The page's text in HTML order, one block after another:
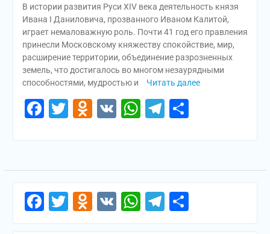
В истории развития Руси XIV века деятельность князя
Ивана I Даниловича, прозванного Иваном Калитой,
играет немаловажную роль. Почти 41 год его правления
принесли Московскому княжеству спокойствие, мир,
расширение территории, объединение разрозненных
земель, что достигалось во многом незаурядными
способностями, мудростью и
Читать далее
Facebook
Twitter
Odnoklassniki
VKWhatsApp
Telegram
Facebook
Twitter
Odnoklassniki
VKWhatsApp
Telegram